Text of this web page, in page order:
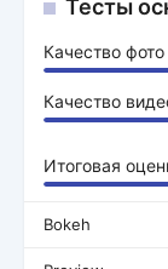
Тесты
Качество фото
Качество
Итоговая
Bokeh